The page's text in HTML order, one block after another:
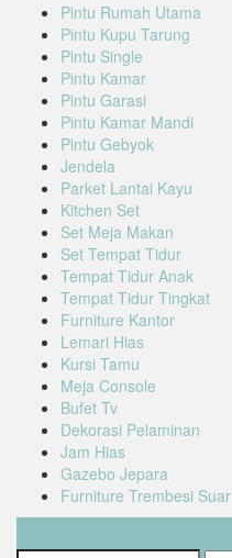
Pintu Rumah Utama
Pintu Kupu Tarung
Pintu Single
Pintu Kamar
Pintu Garasi
Pintu Kamar Mandi
Pintu Gebyok
Jendela
Parket Lantai Kayu
Kitchen Set
Set Meja Makan
Set Tempat Tidur
Tempat Tidur Anak
Tempat Tidur Tingkat
Furniture Kantor
Lemari Hias
Kursi Tamu
Meja Console
Bufet Tv
Dekorasi Pelaminan
Jam Hias
Gazebo Jepara
Furniture Trembesi Suar